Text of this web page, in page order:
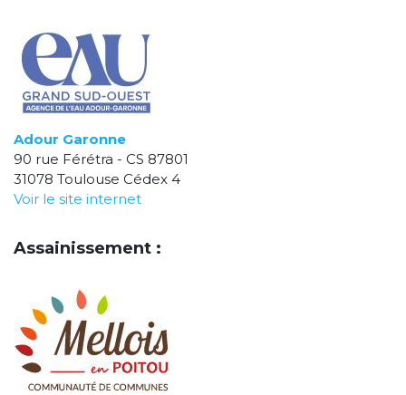
Adour Garonne
90 rue Férétra - CS 87801
31078 Toulouse Cédex 4
Voir le site internet
Assainissement :